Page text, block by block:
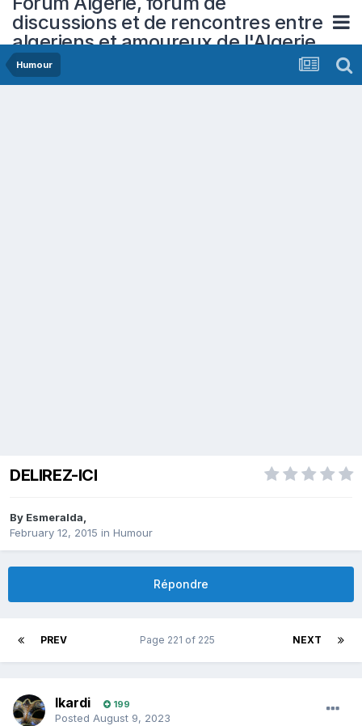
discussions et de rencontres entre
algeriens et amoureux de l'Algerie
Humour
DELIREZ-ICI
By Esmeralda,
February 12, 2015 in Humour
Répondre
PREV NEXT
Page 221 of 225
Ikardi 199
Posted August 9, 2023